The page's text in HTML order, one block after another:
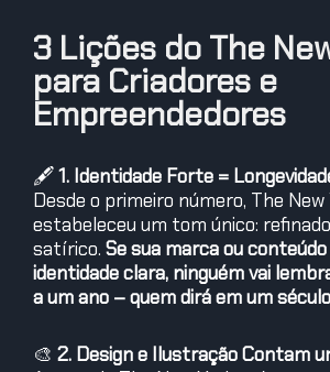
3 Lições do The
para Criadores e
Empreendedores
🖋️1. Identidade Forte =
Desde o primeiro número, The
estabeleceu um tom único:
satírico. Se sua marca ou
identidade clara, ninguém vai
a um ano – quem dirá em um
🎨 2. Design e Ilustração Contam